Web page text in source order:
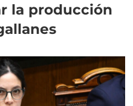
la producción